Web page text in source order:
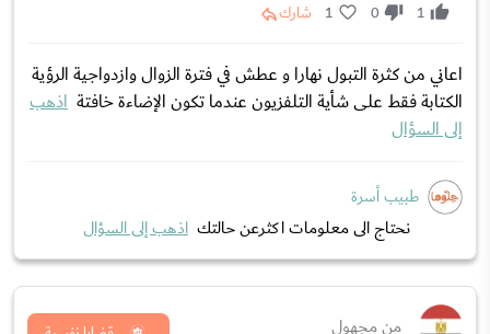
1
0
1 شارك
اعاني من كثرة التبول نهارا و عطش في فترة الزوال وازدواجية الرؤية
الكتابة فقط على شأية التلفزيون عندما تكون الإضاءة خافتة اذهب
إلى السؤال
طبيب أسرة
نحتاج الى معلومات اكثرعن حالتك اذهب إلى السؤال
من مجهول